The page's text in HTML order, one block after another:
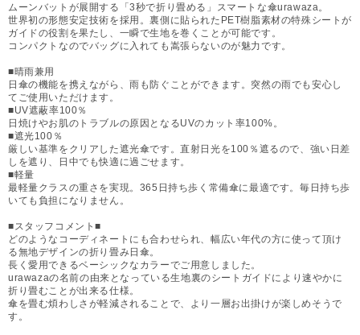
ムーンバットが展開する「3秒で折り畳める」スマートな傘urawaza。
世界初の形態安定技術を採用。裏側に貼られたPET樹脂素材の特殊シートが
ガイドの役割を果たし、一瞬で生地を巻くことが可能です。
コンパクトなのでバッグに入れても嵩張らないのが魅力です。
■晴雨兼用
日傘の機能を携えながら、雨も防ぐことができます。突然の雨でも安心し
てご使用いただけます。
■UV遮蔽率100％
日焼けやお肌のトラブルの原因となるUVのカット率100%。
■遮光100％
厳しい基準をクリアした遮光傘です。直射日光を100％遮るので、強い日差
しを遮り、日中でも快適に過ごせます。
■軽量
最軽量クラスの重さを実現。365日持ち歩く常備傘に最適です。毎日持ち歩
いても負担になりません。
■スタッフコメント■
どのようなコーディネートにも合わせられ、幅広い年代の方に使って頂け
る無地デザインの折り畳み日傘。
長く愛用できるベーシックなカラーでご用意しました。
urawazaの名前の由来となっている生地裏のシートガイドにより速やかに
折り畳むことが出来る仕様。
傘を畳む煩わしさが軽減されることで、より一層お出掛けが楽しめそうで
す。